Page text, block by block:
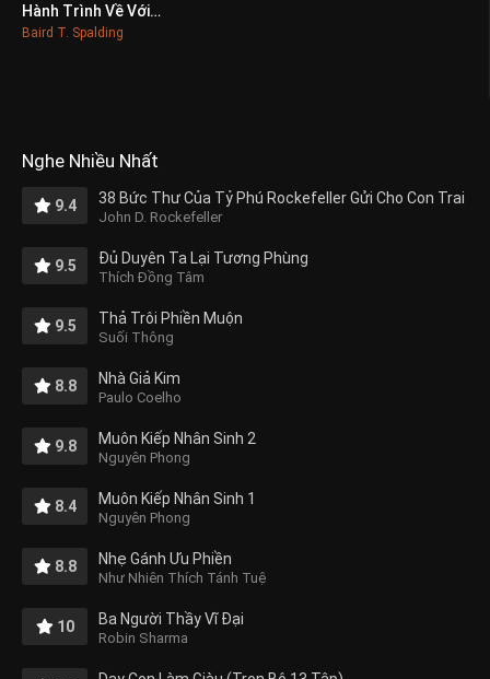
0Hành Trình Về Với Các Chân Sư Phương Đông
Baird T. Spalding
Nghe Nhiều Nhất
9.4 38 Bức Thư Của Tỷ Phú Rockefeller Gửi Cho Con Trai
John D. Rockefeller
9.5 Đủ Duyên Ta Lại Tương Phùng
Thích Đồng Tâm
9.5 Thả Trôi Phiền Muộn
Suối Thông
8.8 Nhà Giả Kim
Paulo Coelho
9.8 Muôn Kiếp Nhân Sinh 2
Nguyên Phong
8.4 Muôn Kiếp Nhân Sinh 1
Nguyên Phong
8.8 Nhẹ Gánh Ưu Phiền
Như Nhiên Thích Tánh Tuệ
10 Ba Người Thầy Vĩ Đại
Robin Sharma